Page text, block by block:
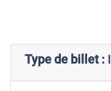
Type de billet :